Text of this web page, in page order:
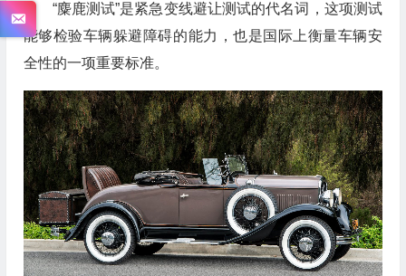
“麋鹿测试”是紧急变线避让测试的代名词，这项测试
能够检验车辆躲避障碍的能力，也是国际上衡量车辆安
全性的一项重要标准。